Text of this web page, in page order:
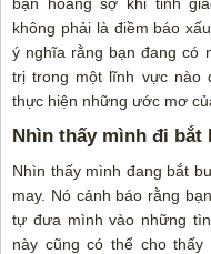
không phải là điềm báo
ý nghĩa rằng bạn đang có
trị trong một lĩnh vực nào
thực hiện những ước mơ
Nhìn thấy mình đi
Nhìn thấy mình đang bắt
may. Nó cảnh báo rằng
tự đưa mình vào những
này cũng có thể cho